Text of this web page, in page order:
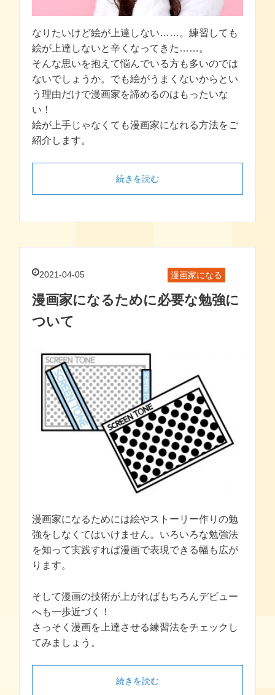
なりたいけど絵が上達しない……。練習しても
絵が上達しないと辛くなってきた……。
そんな思いを抱えて悩んでいる方も多いのでは
ないでしょうか。でも絵がうまくないからとい
う理由だけで漫画家を諦めるのはもったいな
い！
絵が上手じゃなくても漫画家になれる方法をご
紹介します。
続きを読む
2021-04-05 漫画家になる
漫画家になるために必要な勉強に
ついて
漫画家になるためには絵やストーリー作りの勉
強をしなくてはいけません。いろいろな勉強法
を知って実践すれば漫画で表現できる幅も広が
ります。
そして漫画の技術が上がればもちろんデビュー
へも一歩近づく！
さっそく漫画を上達させる練習法をチェックし
てみましょう。
続きを読む